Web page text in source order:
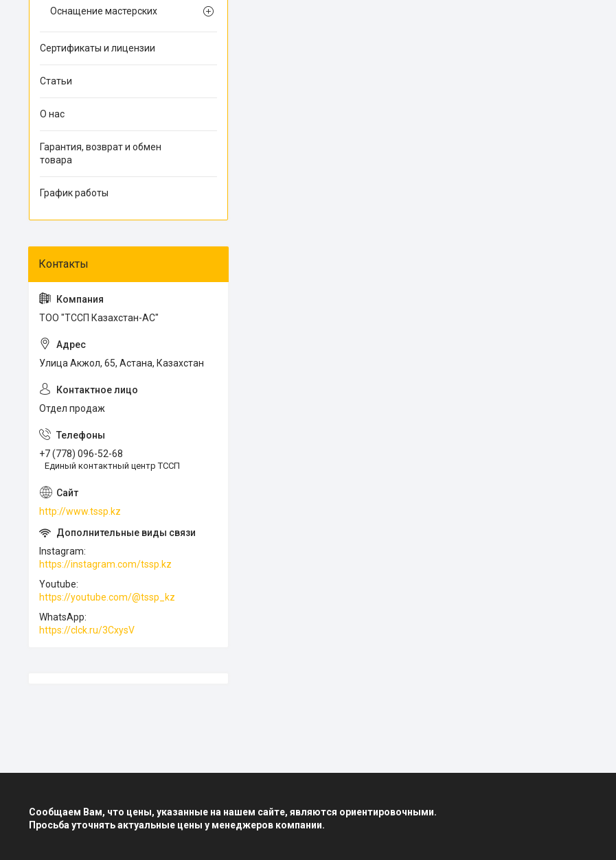
Оснащение мастерских
Сертификаты и лицензии
Статьи
О нас
Гарантия, возврат и обмен
товара
График работы
ТОО "ТССП Казахстан-АС"
Улица Акжол, 65, Астана, Казахстан
Отдел продаж
+7 (778) 096-52-68
Единый контактный центр ТССП
http://www.tssp.kz
Instagram
https://instagram.com/tssp.kz
Youtube
https://youtube.com/@tssp_kz
WhatsApp
https://clck.ru/3CxysV
Сообщаем Вам, что цены, указанные на нашем сайте, являются ориентировочными.
Просьба уточнять актуальные цены у менеджеров компании.